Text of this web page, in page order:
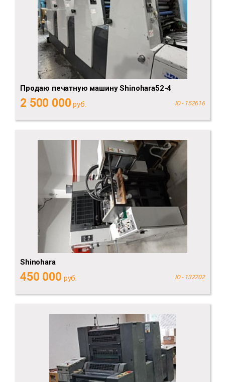
Продаю печатную машину Shinohara52-4
2 500 000 руб. ID - 152616
Shinohara
450 000 руб. ID - 132202